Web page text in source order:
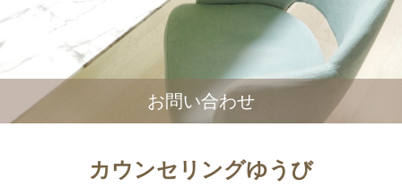
お問い合わせ
カウンセリングゆうび